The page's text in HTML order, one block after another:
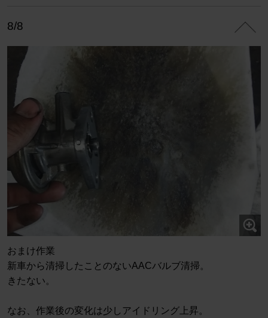
8/8
おまけ作業
新車から清掃したことのないAACバルブ清掃。
きたない。
なお、作業後の変化は少しアイドリング上昇。